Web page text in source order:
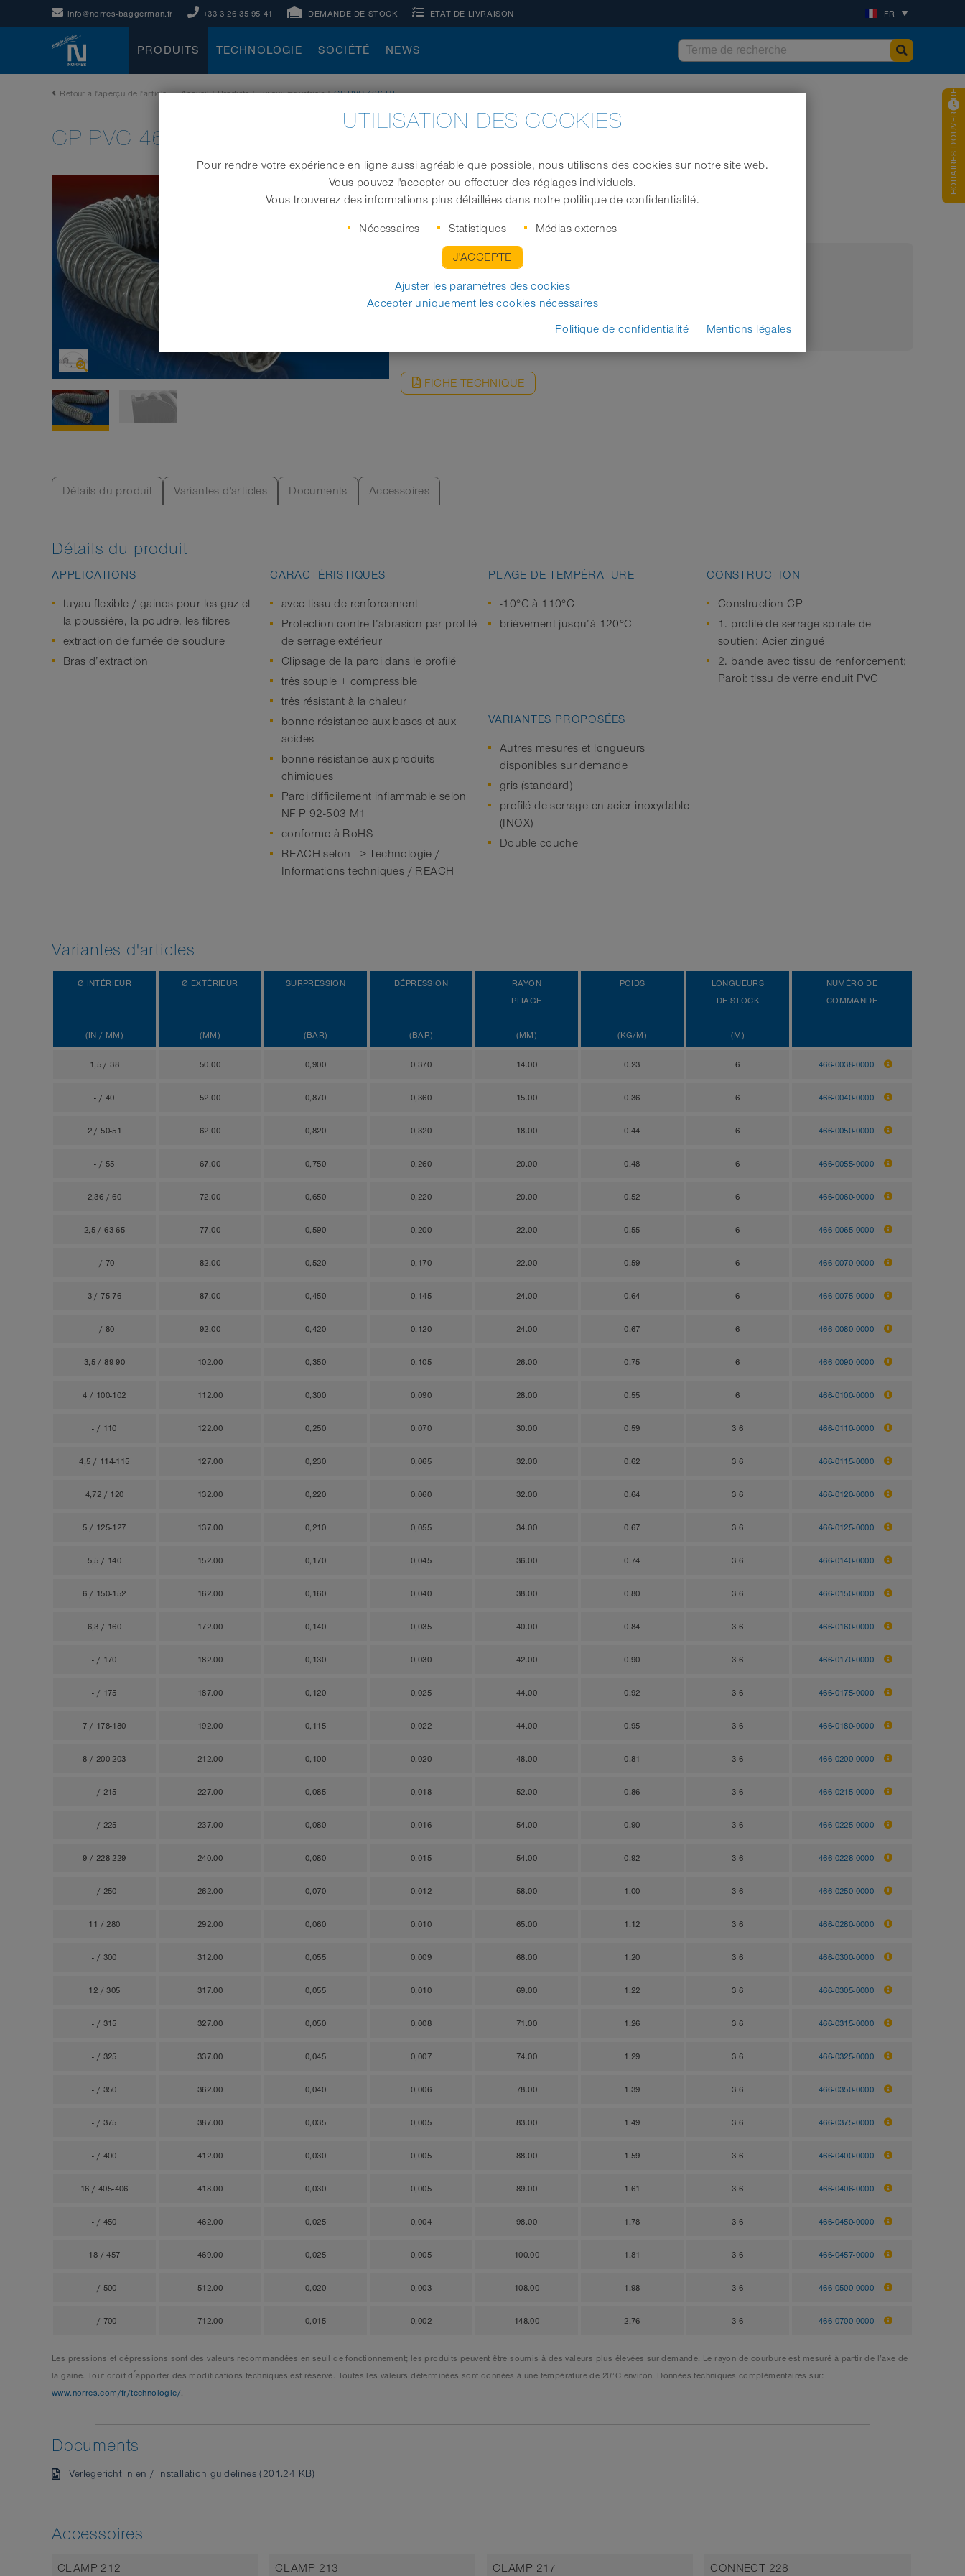
info@norres-baggerman.fr +33 3 26 35 95 41 DEMANDE DE STOCK ETAT DE LIVRAISON FR
PRODUITS TECHNOLOGIE SOCIÉTÉ NEWS
Retour à l'aperçu de l'article Accueil | Produits | Tuyaux industriels | CP PVC 466 HT
CP PVC 466 HT
Tuyau PVC avec profilé de serrage (tuyau clippé) (jusqu’à +120°C)
Ø intérieur (in / mm)
FICHE TECHNIQUE
Détails du produit Variantes d'articles Documents Accessoires
Détails du produit
APPLICATIONS
tuyau flexible / gaines pour les gaz et
la poussière, la poudre, les fibres
extraction de fumée de soudure
Bras d’extraction
CARACTÉRISTIQUES
avec tissu de renforcement
Protection contre l’abrasion par profilé
de serrage extérieur
Clipsage de la paroi dans le profilé
très souple + compressible
très résistant à la chaleur
bonne résistance aux bases et aux
acides
bonne résistance aux produits
chimiques
Paroi difficilement inflammable selon
NF P 92-503 M1
conforme à RoHS
REACH selon --> Technologie /
Informations techniques / REACH
PLAGE DE TEMPÉRATURE
-10°C à 110°C
brièvement jusqu’à 120°C
CONSTRUCTION
Construction CP
1. profilé de serrage spirale de
soutien: Acier zingué
2. bande avec tissu de renforcement;
Paroi: tissu de verre enduit PVC
VARIANTES PROPOSÉES
Autres mesures et longueurs
disponibles sur demande
gris (standard)
profilé de serrage en acier inoxydable
(INOX)
Double couche
Variantes d'articles
Ø INTÉRIEUR
(IN / MM)
Ø EXTÉRIEUR
(MM)
SURPRESSION
(BAR)
DÉPRESSION
(BAR)
RAYON
PLIAGE
(MM)
POIDS
(KG/M)
LONGUEURS
DE STOCK
(M)
NUMÉRO DE
COMMANDE
1,5 / 38 50.00 0,900 0,370 14.00 0.23 6 466-0038-0000
- / 40 52.00 0,870 0,360 15.00 0.36 6 466-0040-0000
2 / 50-51 62.00 0,820 0,320 18.00 0.44 6 466-0050-0000
- / 55 67.00 0,750 0,260 20.00 0.48 6 466-0055-0000
2,36 / 60 72.00 0,650 0,220 20.00 0.52 6 466-0060-0000
2,5 / 63-65 77.00 0,590 0,200 22.00 0.55 6 466-0065-0000
- / 70 82.00 0,520 0,170 22.00 0.59 6 466-0070-0000
3 / 75-76 87.00 0,450 0,145 24.00 0.64 6 466-0075-0000
- / 80 92.00 0,420 0,120 24.00 0.67 6 466-0080-0000
3,5 / 89-90 102.00 0,350 0,105 26.00 0.75 6 466-0090-0000
4 / 100-102 112.00 0,300 0,090 28.00 0.55 6 466-0100-0000
- / 110 122.00 0,250 0,070 30.00 0.59 3 6 466-0110-0000
4,5 / 114-115 127.00 0,230 0,065 32.00 0.62 3 6 466-0115-0000
4,72 / 120 132.00 0,220 0,060 32.00 0.64 3 6 466-0120-0000
5 / 125-127 137.00 0,210 0,055 34.00 0.67 3 6 466-0125-0000
5,5 / 140 152.00 0,170 0,045 36.00 0.74 3 6 466-0140-0000
6 / 150-152 162.00 0,160 0,040 38.00 0.80 3 6 466-0150-0000
6,3 / 160 172.00 0,140 0,035 40.00 0.84 3 6 466-0160-0000
- / 170 182.00 0,130 0,030 42.00 0.90 3 6 466-0170-0000
- / 175 187.00 0,120 0,025 44.00 0.92 3 6 466-0175-0000
7 / 178-180 192.00 0,115 0,022 44.00 0.95 3 6 466-0180-0000
8 / 200-203 212.00 0,100 0,020 48.00 0.81 3 6 466-0200-0000
- / 215 227.00 0,085 0,018 52.00 0.86 3 6 466-0215-0000
- / 225 237.00 0,080 0,016 54.00 0.90 3 6 466-0225-0000
9 / 228-229 240.00 0,080 0,015 54.00 0.92 3 6 466-0228-0000
- / 250 262.00 0,070 0,012 58.00 1.00 3 6 466-0250-0000
11 / 280 292.00 0,060 0,010 65.00 1.12 3 6 466-0280-0000
- / 300 312.00 0,055 0,009 68.00 1.20 3 6 466-0300-0000
12 / 305 317.00 0,055 0,010 69.00 1.22 3 6 466-0305-0000
- / 315 327.00 0,050 0,008 71.00 1.26 3 6 466-0315-0000
- / 325 337.00 0,045 0,007 74.00 1.29 3 6 466-0325-0000
- / 350 362.00 0,040 0,006 78.00 1.39 3 6 466-0350-0000
- / 375 387.00 0,035 0,005 83.00 1.49 3 6 466-0375-0000
- / 400 412.00 0,030 0,005 88.00 1.59 3 6 466-0400-0000
16 / 405-406 418.00 0,030 0,005 89.00 1.61 3 6 466-0406-0000
- / 450 462.00 0,025 0,004 98.00 1.78 3 6 466-0450-0000
18 / 457 469.00 0,025 0,005 100.00 1.81 3 6 466-0457-0000
- / 500 512.00 0,020 0,003 108.00 1.98 3 6 466-0500-0000
- / 700 712.00 0,015 0,002 148.00 2.76 3 6 466-0700-0000
Les pressions et dépressions sont des valeurs recommandées en seuil de fonctionnement; les produits peuvent être soumis à des valeurs plus élevées sur demande. Le rayon de courbure est mesuré à partir de l’axe de
la gaine. Tout droit d ́apporter des modifications techniques est réservé. Toutes les valeurs déterminées sont données à une température de 20°C environ. Données techniques complémentaires sur:
www.norres.com/fr/technologie/.
Documents
Verlegerichtlinien / Installation guidelines (201.24 KB)
Accessoires
CLAMP 212 CLAMP 213 CLAMP 217 CONNECT 228
HORAIRES D'OUVERTURES
UTILISATION DES COOKIES
Pour rendre votre expérience en ligne aussi agréable que possible, nous utilisons des cookies sur notre site web.
Vous pouvez l'accepter ou effectuer des réglages individuels.
Vous trouverez des informations plus détaillées dans notre politique de confidentialité.
Nécessaires Statistiques Médias externes
J'ACCEPTE
Ajuster les paramètres des cookies
Accepter uniquement les cookies nécessaires
Politique de confidentialité
Mentions légales